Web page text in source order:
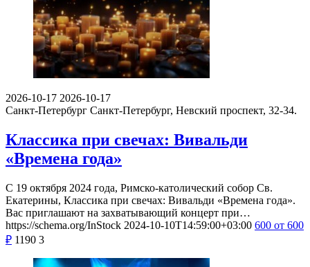
2026-10-17 2026-10-17
Санкт-Петербург Санкт-Петербург, Невский проспект, 32-34.
Классика при свечах: Вивальди
«Времена года»
С 19 октября 2024 года, Римско-католический собор Св.
Екатерины, Классика при свечах: Вивальди «Времена года».
Вас приглашают на захватывающий концерт при…
https://schema.org/InStock 2024-10-10T14:59:00+03:00 600 от 600
₽ 1190 3